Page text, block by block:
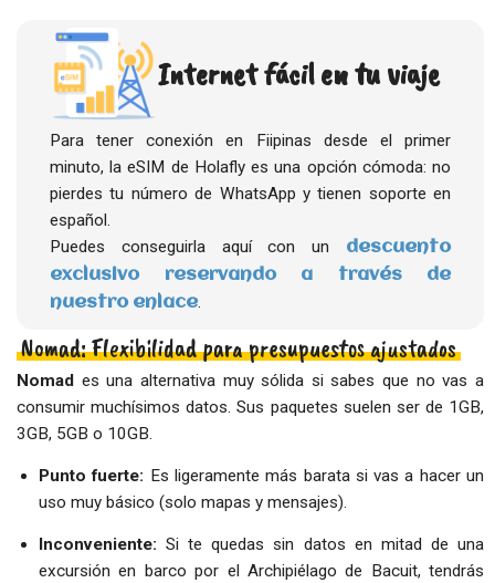
Internet fácil en tu viaje
Para tener conexión en Fiipinas desde el primer
minuto, la eSIM de Holafly es una opción cómoda: no
pierdes tu número de WhatsApp y tienen soporte en
español.
Puedes conseguirla aquí con un descuento
exclusivo reservando a través de
nuestro enlace.
Nomad: Flexibilidad para presupuestos ajustados
Nomad es una alternativa muy sólida si sabes que no vas a
consumir muchísimos datos. Sus paquetes suelen ser de 1GB,
3GB, 5GB o 10GB.
Punto fuerte: Es ligeramente más barata si vas a hacer un
uso muy básico (solo mapas y mensajes).
Inconveniente: Si te quedas sin datos en mitad de una
excursión en barco por el Archipiélago de Bacuit, tendrás